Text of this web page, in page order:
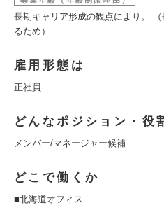
長期キャリア形成の観点により。
るため）
雇用形態は
正社員
どんなポジション・役
メンバー/マネージャー候補
どこで働くか
■北海道オフィス